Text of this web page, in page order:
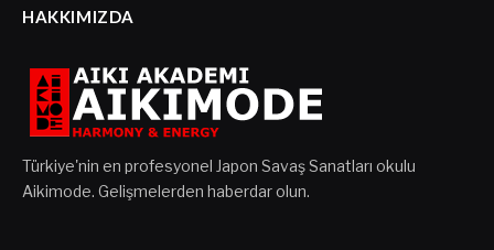
HAKKIMIZDA
Türkiye'nin en profesyonel Japon Savaş Sanatları okulu
Aikimode. Gelişmelerden haberdar olun.